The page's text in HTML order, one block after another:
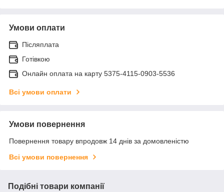
Умови оплати
Післяплата
Готівкою
Онлайн оплата на карту 5375-4115-0903-5536
Всі умови оплати
Умови повернення
Повернення товару впродовж 14 днів за домовленістю
Всі умови повернення
Подібні товари компанії